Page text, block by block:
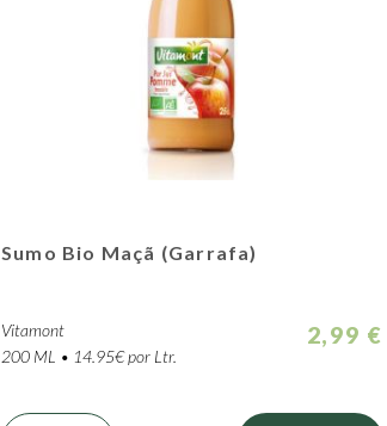
Sumo Bio Maçã (Garrafa)
Vitamont
200 ML • 14.95€ por Ltr.
2,99 €